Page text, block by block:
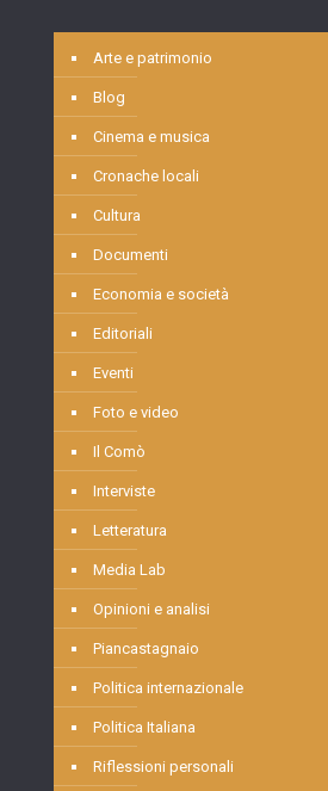
Arte e patrimonio
Blog
Cinema e musica
Cronache locali
Cultura
Documenti
Economia e società
Editoriali
Eventi
Foto e video
Il Comò
Interviste
Letteratura
Media Lab
Opinioni e analisi
Piancastagnaio
Politica internazionale
Politica Italiana
Riflessioni personali